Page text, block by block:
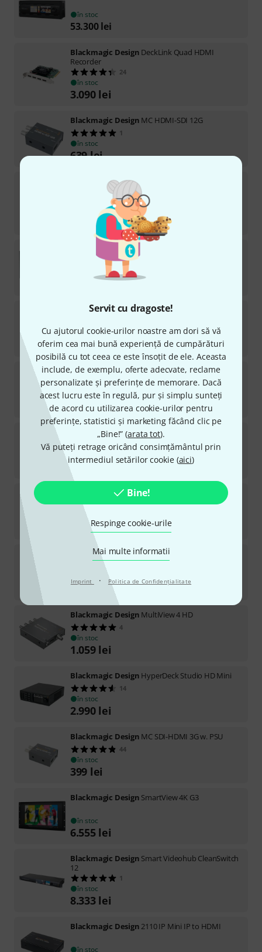
Servit cu dragoste!
Cu ajutorul cookie-urilor noastre am dori să vă
oferim cea mai bună experiență de cumpărături
posibilă cu tot ceea ce este însoțit de ele. Aceasta
include, de exemplu, oferte adecvate, reclame
personalizate și preferințe de memorare. Dacă
acest lucru este în regulă, pur și simplu sunteți
de acord cu utilizarea cookie-urilor pentru
preferințe, statistici și marketing făcând clic pe
„Bine!” (arata tot).
Vă puteți retrage oricând consimțământul prin
intermediul setărilor cookie (aici)
Bine!
Respinge cookie-urile
Mai multe informatii
Imprint · Politica de Confidenţialitate
în stoc
53.300 lei
Blackmagic Design DeckLink Quad HDMI
Recorder
24
în stoc
3.090 lei
Blackmagic Design MC HDMI-SDI 12G
1
în stoc
639lei
Blackmagic Design
15
Disponibil în timp scurt (de obicei 2-5 zile)
lei
Blackmagic Design
16
lei
Blackmagic DesignMC SDI-HDMI 12G wPSU
în stoc
825lei
Blackmagic DesignMC BiDirect. SDI/HDMI 12G
6
Disponibil în timp scurt (de obicei 2-5 zile)
848 lei
Blackmagic Design2110 IP SDI to HDMI 12G
în stoc
2.590 lei
Blackmagic DesignMC HDMI-SDI 3G
36
în stoc
lei
Blackmagic DesignDeckLink Mini Recorder 4K
1.059 lei
Blackmagic Design MultiView 4 HD
4
în stoc
1.059 lei
Blackmagic Design HyperDeck Studio HD Mini
14
în stoc
2.990 lei
Blackmagic Design MC SDI-HDMI 3G w. PSU
44
în stoc
399 lei
Blackmagic Design SmartView 4K G3
în stoc
6.555 lei
Blackmagic Design Smart Videohub CleanSwitch
12
1
în stoc
8.333 lei
Blackmagic Design 2110 IP Mini IP to HDMI
în stoc